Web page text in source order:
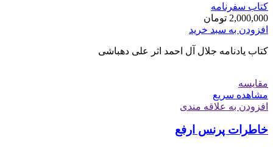
کتاب سفرنامه
2,000,000 تومان
افزودن به سبد خرید
کتاب یادنامه جلال آل احمد اثر علی دهباشی
مقایسه
مشاهده سریع
افزودن به علاقه مندی
خاطرات پرنس ارفع